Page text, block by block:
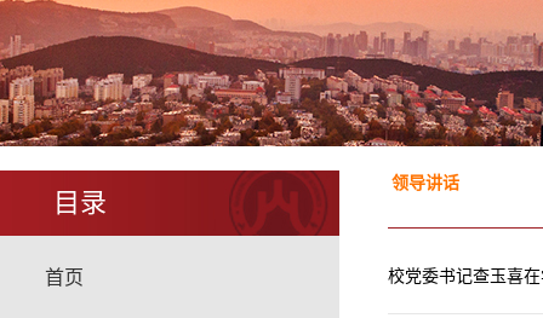
目录
首页
领导讲话
校党委书记查玉喜